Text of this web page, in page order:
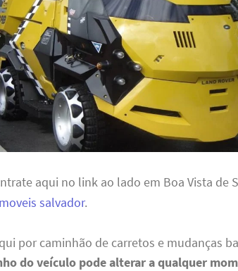
aqui no link ao lado em Boa Vista de
salvador.
por caminhão de carretos e mudanças
do veículo pode alterar a qualquer